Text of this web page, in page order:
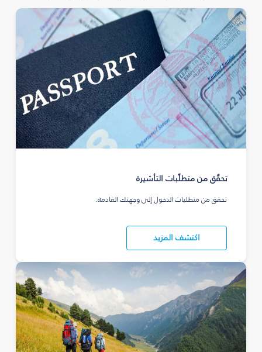
تحقّق من متطلّبات التأشيرة
تحقق من متطلبات الدخول إلى وجهتك القادمة.
اكتشف المزيد